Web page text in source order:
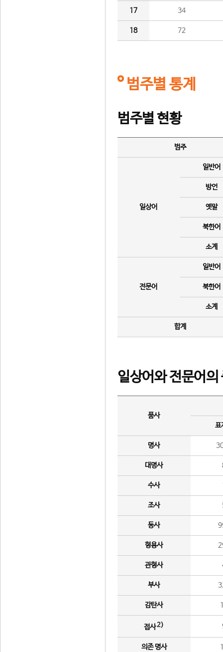
17 34
18 72
범주별 통계
범주별 현황
범주
일상어
일반어
방언
옛말
북한어
소계
전문어
일반어
북한어
소계
합계
일상어와 전문어의
품사
표
명사
대명사
수사
조사
동사
형용사
관형사
부사
감탄사
접사2)
의존 명사